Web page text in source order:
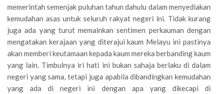
memerintah semenjak puluhan tahun dahulu dalam menyediakan
kemudahan asas untuk seluruh rakyat negeri ini. Tidak kurang
juga ada yang turut memainkan sentimen perkauman dengan
mengatakan kerajaan yang diterajui kaum Melayu ini pastinya
akan memberi keutamaan kepada kaum mereka berbanding kaum
yang lain. Timbulnya iri hati ini bukan sahaja berlaku di dalam
negeri yang sama, tetapi juga apabila dibandingkan kemudahan
yang ada di negeri ini dengan apa yang dikecapi di